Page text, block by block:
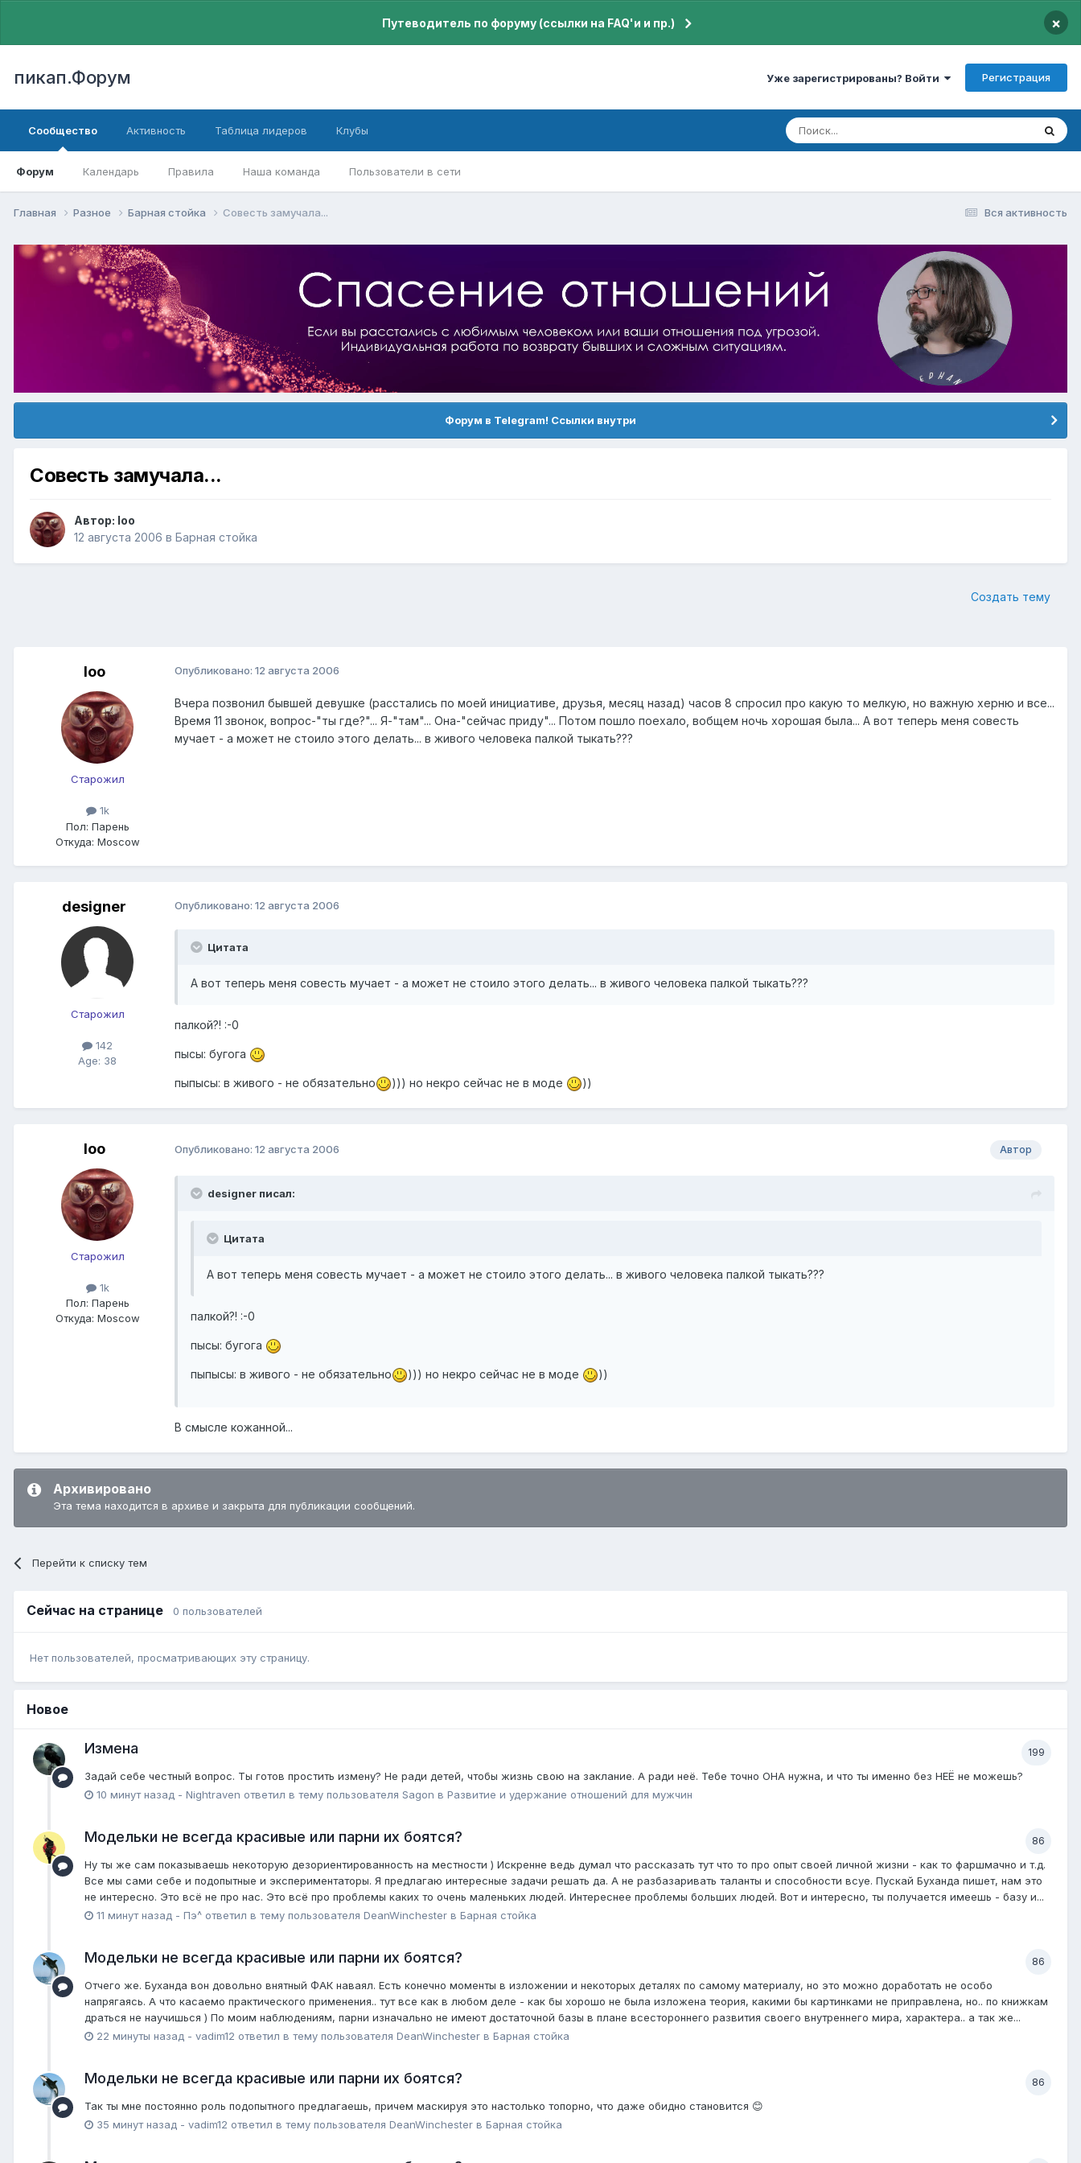
Путеводитель по форуму (ссылки на FAQ'и и пр.) ×
пикап.Форум Уже зарегистрированы? Войти Регистрация
Сообщество
Форум Календарь Правила Наша команда Пользователи в сети
Активность Таблица лидеров Клубы
Вся активность
Главная Разное Барная стойка Совесть замучала...
Форум в Telegram! Ссылки внутри
Совесть замучала...
Автор: loo
12 августа 2006 в Барная стойка
Создать тему
loo
Старожил
1k
Пол: Парень
Откуда: Moscow
Опубликовано: 12 августа 2006
Вчера позвонил бывшей девушке (расстались по моей инициативе, друзья, месяц назад) часов 8 спросил про какую то мелкую, но важную херню и все...
Время 11 звонок, вопрос-"ты где?"... Я-"там"... Она-"сейчас приду"... Потом пошло поехало, вобщем ночь хорошая была... А вот теперь меня совесть
мучает - а может не стоило этого делать... в живого человека палкой тыкать???
designer
Старожил
142
Age: 38
Опубликовано: 12 августа 2006
Цитата
А вот теперь меня совесть мучает - а может не стоило этого делать... в живого человека палкой тыкать???
палкой?! :-0
пысы: бугога
пыпысы: в живого - не обязательно ))) но некро сейчас не в моде ))
loo
Старожил
1k
Пол: Парень
Откуда: Moscow
Автор
Опубликовано: 12 августа 2006
designer писал:
Цитата
А вот теперь меня совесть мучает - а может не стоило этого делать... в живого человека палкой тыкать???
палкой?! :-0
пысы: бугога
пыпысы: в живого - не обязательно ))) но некро сейчас не в моде ))
В смысле кожанной...
Архивировано
Эта тема находится в архиве и закрыта для публикации сообщений.
Перейти к списку тем
Сейчас на странице 0 пользователей
Нет пользователей, просматривающих эту страницу.
Новое
199
Измена
Задай себе честный вопрос. Ты готов простить измену? Не ради детей, чтобы жизнь свою на заклание. А ради неё. Тебе точно ОНА нужна, и что ты именно без НЕЁ не можешь?
10 минут назад - Nightraven ответил в тему пользователя Sagon в Pазвитие и удержание отношений для мужчин
86
Модельки не всегда красивые или парни их боятся?
Ну ты же сам показываешь некоторую дезориентированность на местности ) Искренне ведь думал что рассказать тут что то про опыт своей личной жизни - как то фаршмачно и т.д.
Все мы сами себе и подопытные и экспериментаторы. Я предлагаю интересные задачи решать да. А не разбазаривать таланты и способности всуе. Пускай Буханда пишет, нам это
не интересно. Это всё не про нас. Это всё про проблемы каких то очень маленьких людей. Интереснее проблемы больших людей. Вот и интересно, ты получается имеешь - базу и...
11 минут назад - Пэ^ ответил в тему пользователя DeanWinchester в Барная стойка
86
Модельки не всегда красивые или парни их боятся?
Отчего же. Буханда вон довольно внятный ФАК наваял. Есть конечно моменты в изложении и некоторых деталях по самому материалу, но это можно доработать не особо
напрягаясь. А что касаемо практического применения.. тут все как в любом деле - как бы хорошо не была изложена теория, какими бы картинками не приправлена, но.. по книжкам
драться не научишься ) По моим наблюдениям, парни изначально не имеют достаточной базы в плане всестороннего развития своего внутреннего мира, характера.. а так же...
22 минуты назад - vadim12 ответил в тему пользователя DeanWinchester в Барная стойка
86
Модельки не всегда красивые или парни их боятся?
Так ты мне постоянно роль подопытного предлагаешь, причем маскируя это настолько топорно, что даже обидно становится 😊
35 минут назад - vadim12 ответил в тему пользователя DeanWinchester в Барная стойка